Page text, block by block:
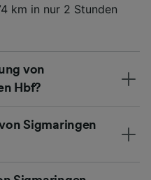
km in nur 2 Stunden
von
Hbf?
Sigmaringen